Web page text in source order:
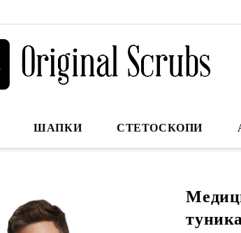
ШАПКИ СТЕТОСКОПИ